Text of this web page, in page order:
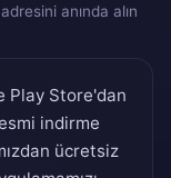
anında alın
Play Store'dan
indirme
ücretsiz